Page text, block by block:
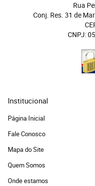
Rua
Conj. Res. 31 de
CNPJ:
Institucional
Página Inicial
Fale Conosco
Mapa do Site
Quem Somos
Onde estamos